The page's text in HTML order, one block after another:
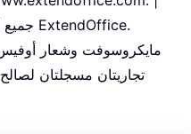
جميع الحقوق محفوظة. مدعوم بواسطة ExtendOffice.
مايكروسوفت وشعار أوفيس
تجاريتان مسجلتان